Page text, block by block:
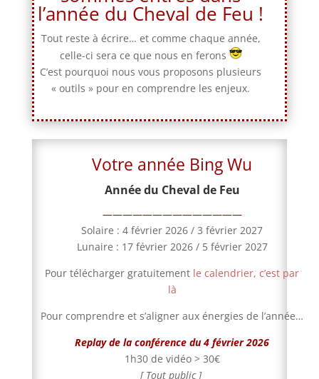
l’année du Cheval de Feu !
Tout reste à écrire… et comme chaque année,
celle-ci sera ce que nous en ferons
C’est pourquoi nous vous proposons plusieurs
« outils » pour en comprendre les enjeux.
Votre année Bing Wu
Année du Cheval de Feu
——————————————
Solaire : 4 février 2026 / 3 février 2027
Lunaire : 17 février 2026 / 5 février 2027
Pour télécharger gratuitement le calendrier, c’est par
là
Pour comprendre et s’aligner aux énergies de l’année…
Replay de la conférence du 4 février 2026
1h30 de vidéo > 30€
[ Tout public]